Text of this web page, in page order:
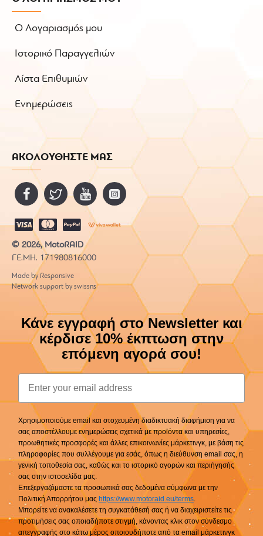
Ο Λογαριασμός μου
Ιστορικό Παραγγελιών
Λίστα Επιθυμιών
Ενημερώσεις
ΑΚΟΛΟΥΘΗΣΤΕ ΜΑΣ
© 2026, MotoRAID
ΓΕ.ΜΗ. 171980816000
Made by Responsive
Network support by swissns
Κάνε εγγραφή στο Newsletter και
κέρδισε 10% έκπτωση στην
επόμενη αγορά σου!
Email
Χρησιμοποιούμε email και στοχευμένη διαδικτυακή διαφήμιση για να
σας αποστέλλουμε ενημερώσεις σχετικά με προϊόντα και υπηρεσίες,
προωθητικές προσφορές και άλλες επικοινωνίες μάρκετινγκ, με βάση τις
πληροφορίες που συλλέγουμε για εσάς, όπως η διεύθυνση email σας, η
γενική τοποθεσία σας, καθώς και το ιστορικό αγορών και περιήγησής
σας στην ιστοσελίδα μας.
Επεξεργαζόμαστε τα προσωπικά σας δεδομένα σύμφωνα με την
Πολιτική Απορρήτου μας https://www.motoraid.eu/terms.
Μπορείτε να ανακαλέσετε τη συγκατάθεσή σας ή να διαχειριστείτε τις
προτιμήσεις σας οποιαδήποτε στιγμή, κάνοντας κλικ στον σύνδεσμο
απεγγραφής στο κάτω μέρος οποιουδήποτε από τα email μάρκετινγκ